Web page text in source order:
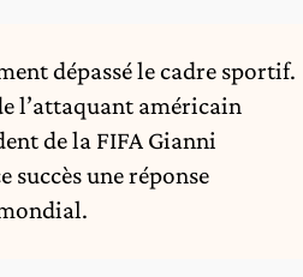
dépassé le cadre sportif.
l’attaquant américain
de la FIFA Gianni
succès une réponse